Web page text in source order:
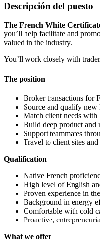
Descripción del puesto
The French White
you’ll help facilitate and
valued in the industry.
You’ll work closely with
The position
Broker transactions for
Source and qualify new
Match client needs with
Build deep product and
Support teammates
Travel to client sites
Qualification
Native French
High level of English
Proven experience in
Background in energy
Comfortable with cold
Proactive,
What we offer